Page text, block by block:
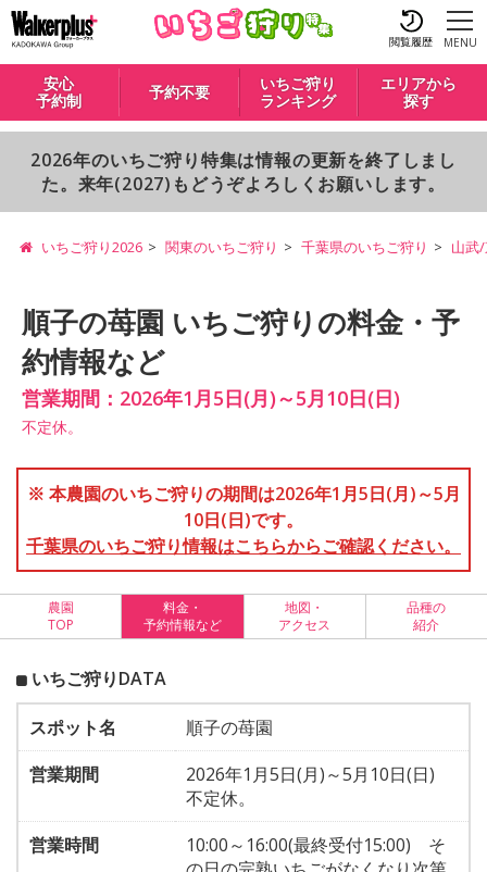
閲覧履歴 MENU
安心
予約制
予約不要
いちご狩り
ランキング
エリアから
探す
2026年のいちご狩り特集は情報の更新を終了しまし
た。来年(2027)もどうぞよろしくお願いします。
いちご狩り2026 関東のいちご狩り 千葉県のいちご狩り 山武
順子の苺園 いちご狩りの料金・予
約情報など
営業期間：2026年1月5日(月)～5月10日(日)
不定休。
※ 本農園のいちご狩りの期間は2026年1月5日(月)～5月
10日(日)です。
千葉県のいちご狩り情報はこちらからご確認ください。
農園
TOP
料金・
予約情報など
地図・
アクセス
品種の
紹介
いちご狩りDATA
スポット名
順子の苺園
営業期間
2026年1月5日(月)～5月10日(日)
不定休。
営業時間
10:00～16:00(最終受付15:00) そ